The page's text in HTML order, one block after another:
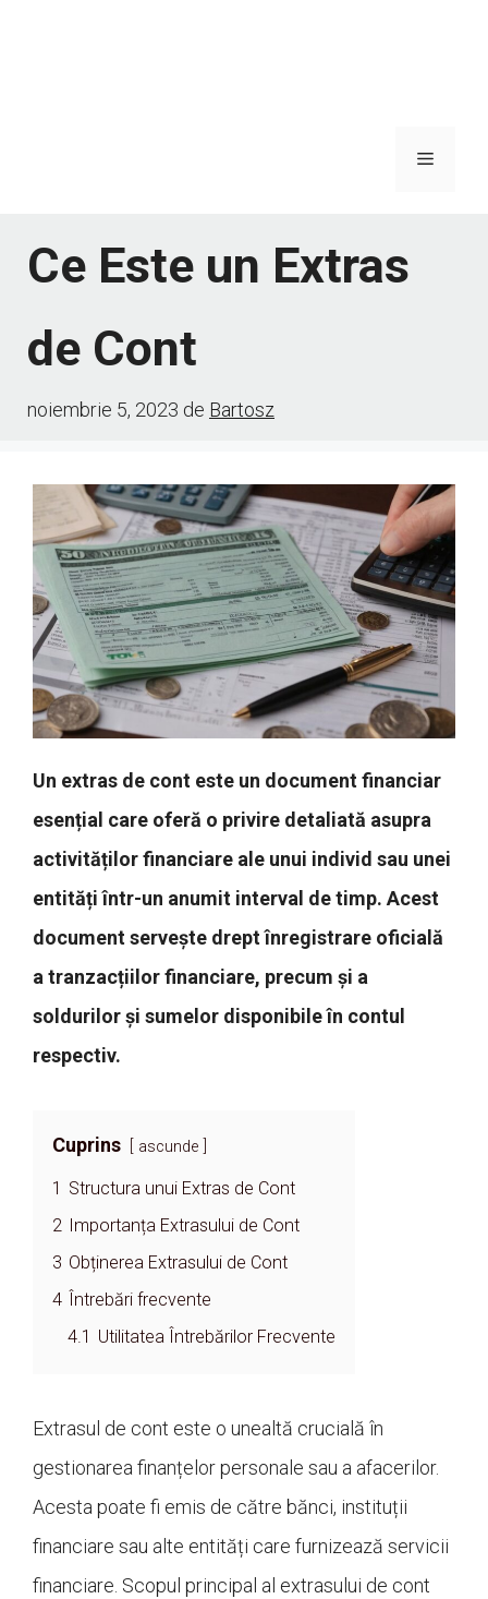
Meniu
Ce Este un Extras
de Cont
noiembrie 5, 2023 de Bartosz
Un extras de cont este un document financiar
esențial care oferă o privire detaliată asupra
activităților financiare ale unui individ sau unei
entități într-un anumit interval de timp. Acest
document servește drept înregistrare oficială
a tranzacțiilor financiare, precum și a
soldurilor și sumelor disponibile în contul
respectiv.
Cuprins ascunde
1 Structura unui Extras de Cont
2
Importanța Extrasului de Cont
3 Obținerea Extrasului de Cont
4
Întrebări frecvente
4.1 Utilitatea Întrebărilor Frecvente
Extrasul de cont este o unealtă crucială în
gestionarea finanțelor personale sau a afacerilor.
Acesta poate fi emis de către bănci, instituții
financiare sau alte entități care furnizează servicii
financiare. Scopul principal al extrasului de cont